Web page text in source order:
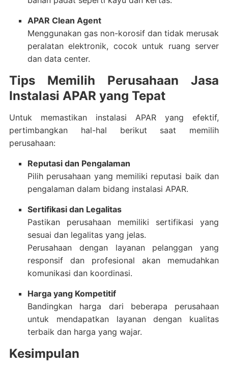
APAR Clean Agent
Menggunakan gas non-korosif dan tidak merusak
peralatan elektronik, cocok untuk ruang server
dan data center.
Tips Memilih Perusahaan Jasa
Instalasi APAR yang Tepat
Untuk memastikan instalasi APAR yang efektif,
pertimbangkan hal-hal berikut saat memilih
perusahaan:
Reputasi dan Pengalaman
Pilih perusahaan yang memiliki reputasi baik dan
pengalaman dalam bidang instalasi APAR.
Sertifikasi dan Legalitas
Pastikan perusahaan memiliki sertifikasi yang
sesuai dan legalitas yang jelas.
Perusahaan dengan layanan pelanggan yang
responsif dan profesional akan memudahkan
komunikasi dan koordinasi.
Harga yang Kompetitif
Bandingkan harga dari beberapa perusahaan
untuk mendapatkan layanan dengan kualitas
terbaik dan harga yang wajar.
Kesimpulan